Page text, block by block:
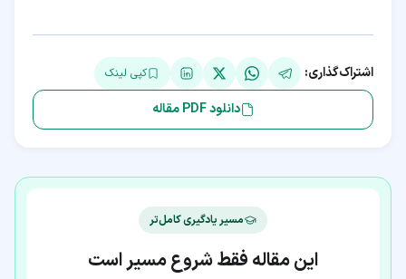
اشتراک‌گذاری: کپی لینک
دانلود PDF مقاله
مسیر یادگیری کامل‌تر
این مقاله فقط شروع مسیر است